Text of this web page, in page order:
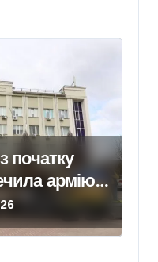
початку
армію